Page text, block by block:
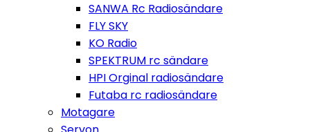
SANWA Rc Radiosändare
FLY SKY
KO Radio
SPEKTRUM rc sändare
HPI Orginal radiosändare
Futaba rc radiosändare
Motagare